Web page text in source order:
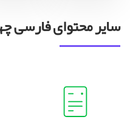
سایر محتوای فارسی